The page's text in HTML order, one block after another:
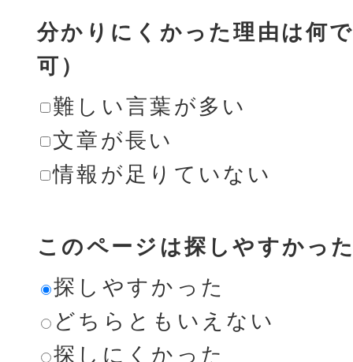
分かりにくかった理由は何
可）
難しい言葉が多い
文章が長い
情報が足りていない
このページは探しやすかっ
探しやすかった
どちらともいえない
探しにくかった